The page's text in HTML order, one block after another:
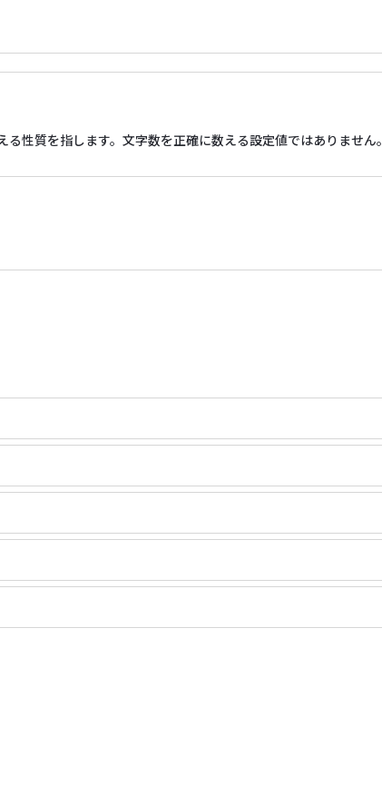
性質を指します。文字数を正確に数える設定値ではありません。